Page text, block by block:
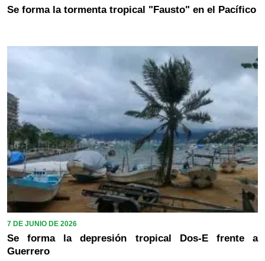
Se forma la tormenta tropical "Fausto" en el Pacífico
7 DE JUNIO DE 2026
Se forma la depresión tropical Dos-E frente a
Guerrero